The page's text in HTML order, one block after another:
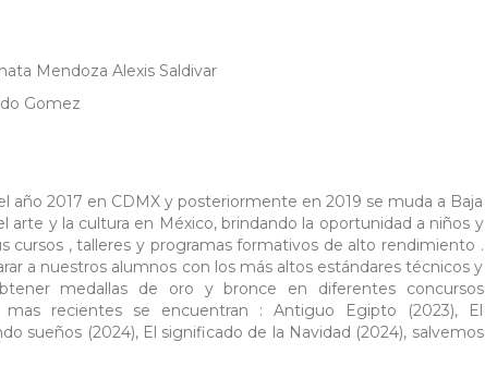
Mendoza Alexis Saldivar
Gomez
año 2017 en CDMX y posteriormente en 2019 se muda a Baja
arte y la cultura en México, brindando la oportunidad a niños y
cursos , talleres y programas formativos de alto rendimiento .
a nuestros alumnos con los más altos estándares técnicos y
medallas de oro y bronce en diferentes concursos
recientes se encuentran : Antiguo Egipto (2023), El
sueños (2024), El significado de la Navidad (2024), salvemos